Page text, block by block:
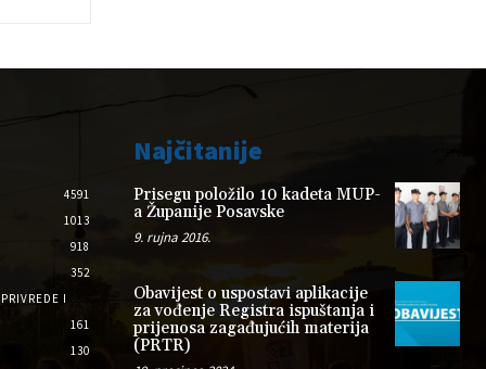
4591
1013
918
352
I
161
130
Najčitanije
Prisegu položilo 10 kadeta MUP-
a Županije Posavske
9. rujna 2016.
Obavijest o uspostavi aplikacije
za vođenje Registra ispuštanja i
prijenosa zagađujućih materija
(PRTR)